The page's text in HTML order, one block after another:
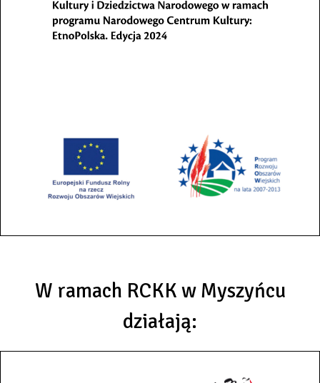
W ramach RCKK w Myszyńcu
działają: